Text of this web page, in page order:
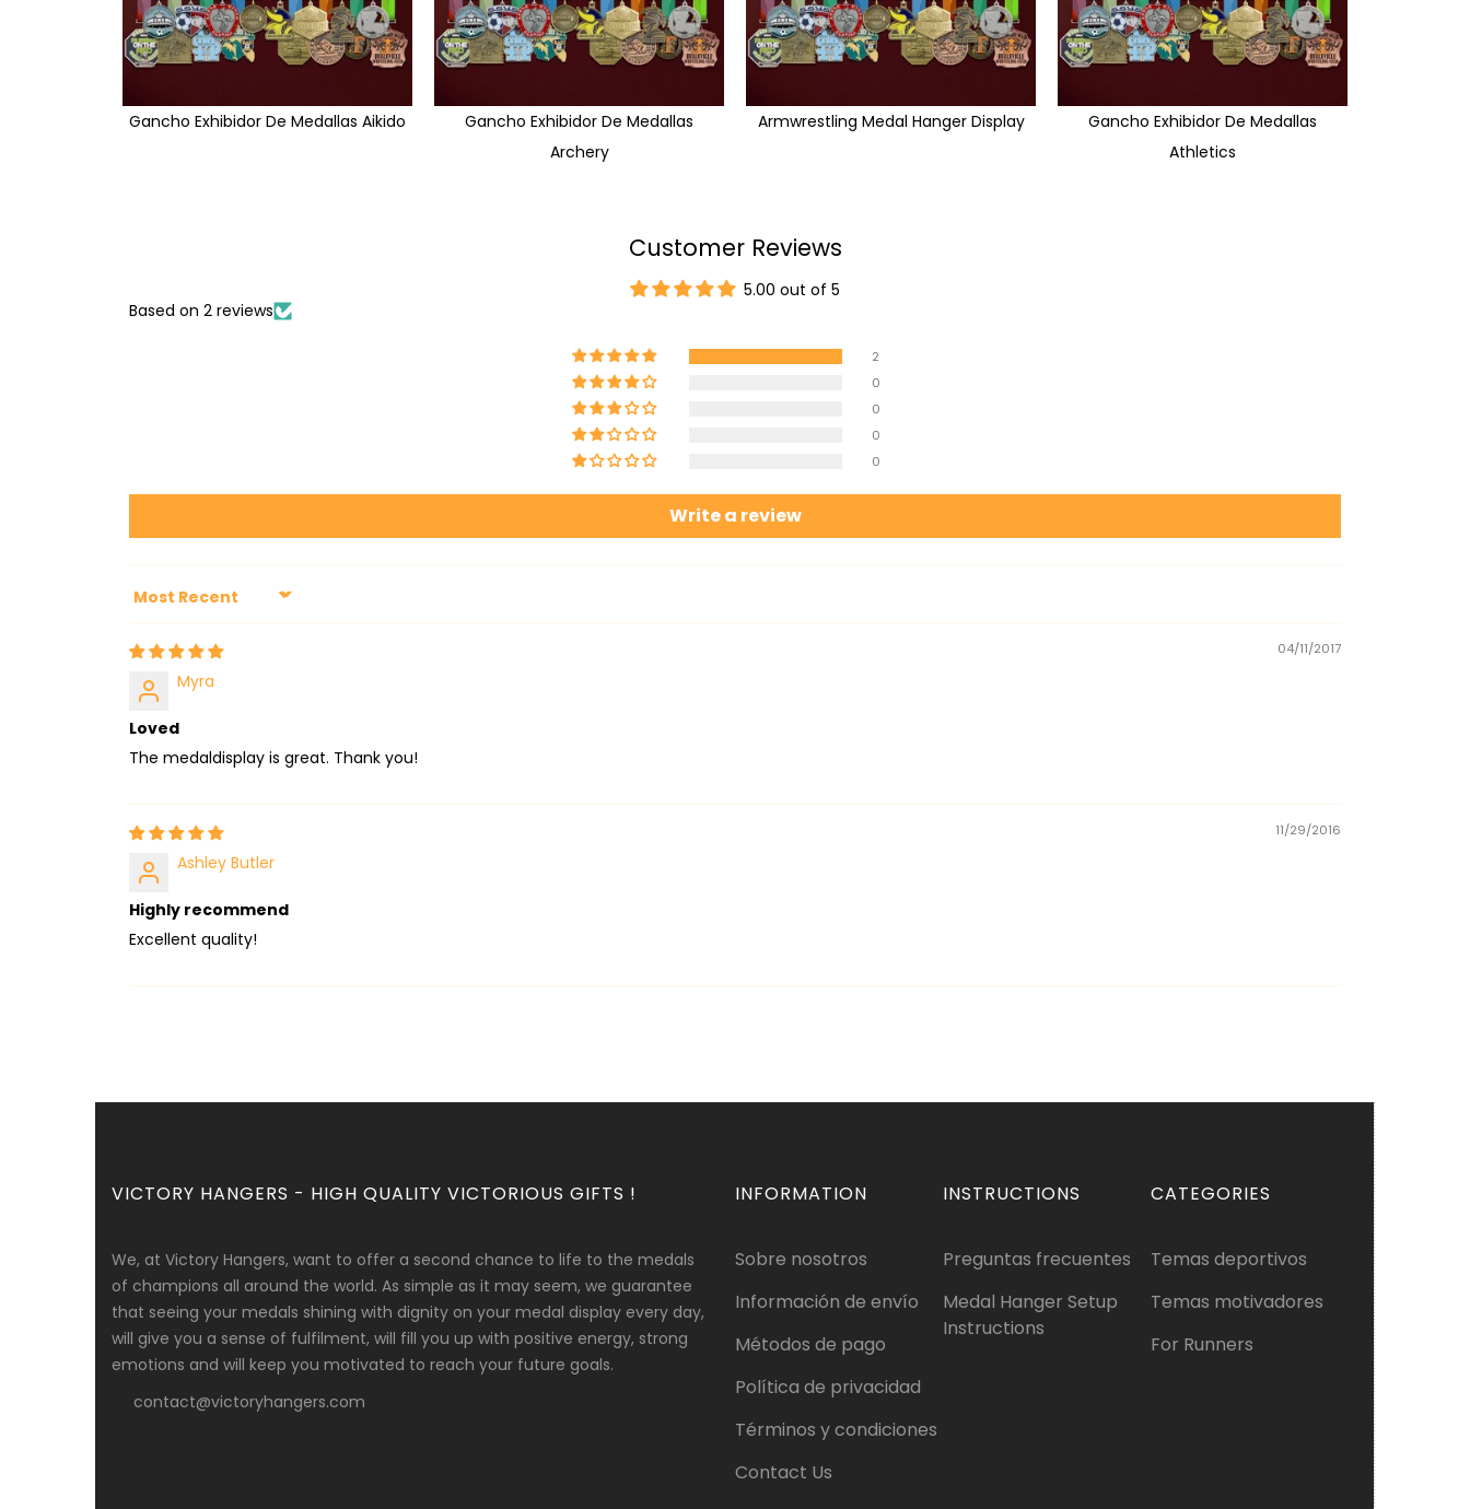
Gancho Exhibidor De Medallas Aikido
Gancho Exhibidor De Medallas
Archery
Armwrestling Medal Hanger Display
Gancho Exhibidor De Medallas
Athletics
Customer Reviews
5.00 out of 5
Based on 2 reviews
2
0
0
0
0
Write a review
Sort by
04/11/2017
Myra
Loved
The medaldisplay is great. Thank you!
11/29/2016
Ashley Butler
Highly recommend
Excellent quality!
VICTORY HANGERS - HIGH QUALITY VICTORIOUS GIFTS !
We, at Victory Hangers, want to offer a second chance to life to the medals
of champions all around the world. As simple as it may seem, we guarantee
that seeing your medals shining with dignity on your medal display every day,
will give you a sense of fulfilment, will fill you up with positive energy, strong
emotions and will keep you motivated to reach your future goals.
contact@victoryhangers.com
INFORMATION
Sobre nosotros
Información de envío
Métodos de pago
Política de privacidad
Términos y condiciones
Contact Us
INSTRUCTIONS
Preguntas frecuentes
Medal Hanger Setup
Instructions
CATEGORIES
Temas deportivos
Temas motivadores
For Runners